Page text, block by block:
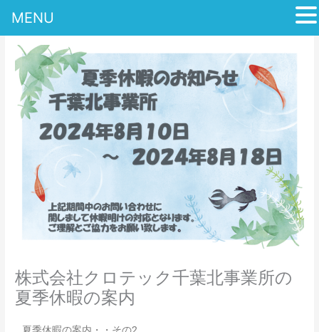
内
株式会社クロテック千葉北事業所の
夏季休暇の案内
MENU